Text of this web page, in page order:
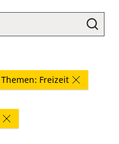
Themen: Freizeit